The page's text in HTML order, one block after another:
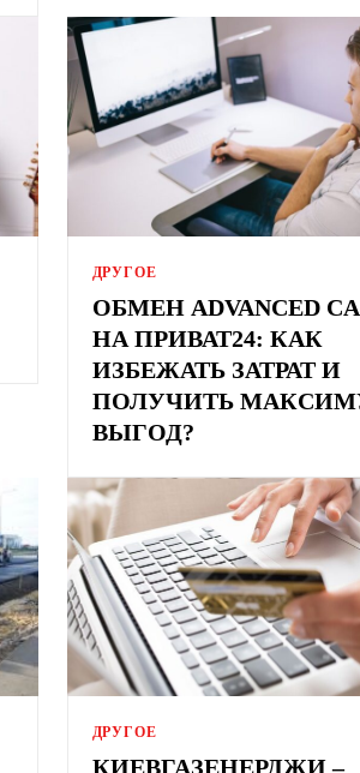
ДРУГОЕ
ОБМЕН ADVANCED
НА ПРИВАТ24: КАК
ИЗБЕЖАТЬ ЗАТРАТ И
ПОЛУЧИТЬ
ВЫГОД?
ДРУГОЕ
КИЕВГАЗЕНЕРДЖИ –